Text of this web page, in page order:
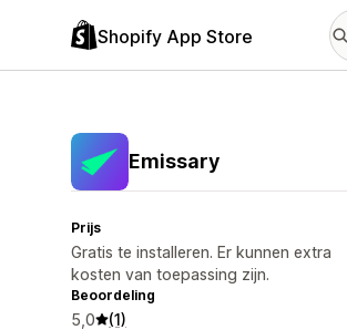
Shopify App Store
Emissary
Prijs
Gratis te installeren. Er kunnen extra
kosten van toepassing zijn.
Beoordeling
5,0 (1)